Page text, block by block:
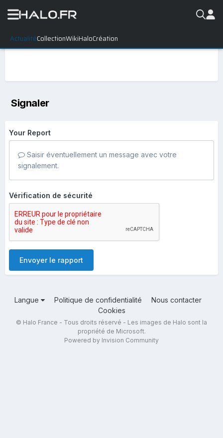
ActualitéCollectionWikiHaloCréation
Signaler
Your Report
Saisir éventuellement un message avec votre
signalement.
Vérification de sécurité
Envoyer le rapport
Langue Politique de confidentialité
Nous contacter
Cookies
© Halo France - Tous droits réservé - Les images de Halo sont la
propriété de Microsoft.
Powered by Invision Community